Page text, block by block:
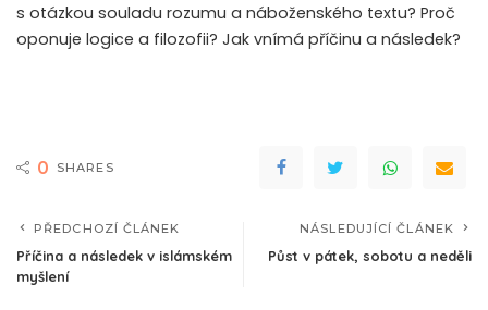
s otázkou souladu rozumu a náboženského textu? Proč
oponuje logice a filozofii? Jak vnímá příčinu a následek?
0 SHARES
PŘEDCHOZÍ ČLÁNEK
Příčina a následek v islámském
myšlení
NÁSLEDUJÍCÍ ČLÁNEK
Půst v pátek, sobotu a neděli